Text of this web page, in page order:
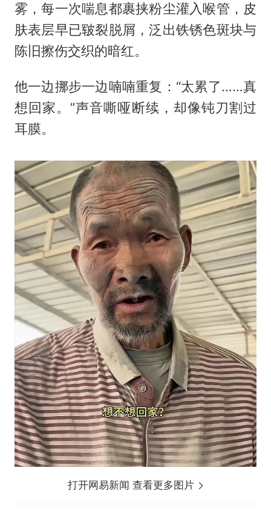
雾，每一次喘息都裹挟粉尘灌入喉管，皮
肤表层早已皲裂脱屑，泛出铁锈色斑块与
陈旧擦伤交织的暗红。
他一边挪步一边喃喃重复：“太累了……真
想回家。”声音嘶哑断续，却像钝刀割过
耳膜。
打开网易新闻 查看更多图片